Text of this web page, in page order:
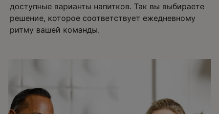
доступные варианты напитков. Так вы выбираете
решение, которое соответствует ежедневному
ритму вашей команды.